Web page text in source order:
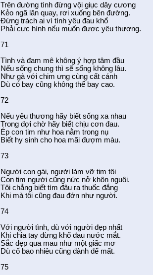
Trên đường tình đừng vội giục dây cương
Kẻo ngã lăn quay, rơi xuống bên đường.
Đừng trách ai vì tình yêu đau khổ
Phải cực hình nếu muốn được yêu thương.
71
Tình và đam mê không ý hợp tâm đầu
Nếu sống chung thì sẽ sống không lâu.
Như gà với chim ưng cùng cất cánh
Dù có bay cũng không thể bay cao.
72
Nếu yêu thương hãy biết sống xa nhau
Trong đợi chờ hãy biết chịu cơn đau.
Ép con tim như hoa nằm trong nụ
Biết hy sinh cho hoa mãi đượm màu.
73
Người con gái, người làm vỡ tim tôi
Con tim người cũng nức nở khôn nguôi.
Tôi chẳng biết tìm đâu ra thuốc đắng
Khi mà tôi cũng đau đớn như người.
74
Với người tình, dù với người đẹp nhất
Khi chia tay đừng khổ đau nước mắt.
Sắc đẹp qua mau như một giấc mơ
Dù cố bao nhiêu cũng đành để mất.
75